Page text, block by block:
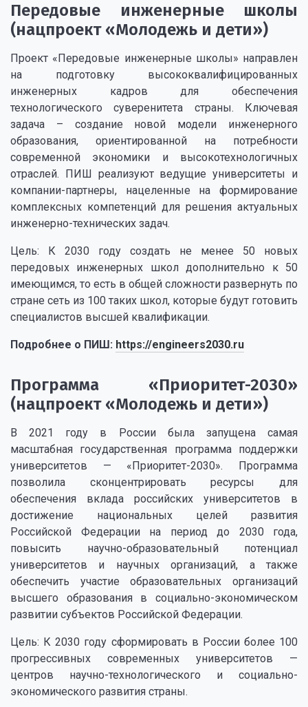
Передовые инженерные школы
(нацпроект «Молодежь и дети»)
Проект «Передовые инженерные школы» направлен
на подготовку высококвалифицированных
инженерных кадров для обеспечения
технологического суверенитета страны. Ключевая
задача – создание новой модели инженерного
образования, ориентированной на потребности
современной экономики и высокотехнологичных
отраслей. ПИШ реализуют ведущие университеты и
компании-партнеры, нацеленные на формирование
комплексных компетенций для решения актуальных
инженерно-технических задач.
Цель: К 2030 году создать не менее 50 новых
передовых инженерных школ дополнительно к 50
имеющимся, то есть в общей сложности развернуть по
стране сеть из 100 таких школ, которые будут готовить
специалистов высшей квалификации.
Подробнее о ПИШ: https://engineers2030.ru
Программа «Приоритет-2030»
(нацпроект «Молодежь и дети»)
В 2021 году в России была запущена самая
масштабная государственная программа поддержки
университетов — «Приоритет-2030». Программа
позволила сконцентрировать ресурсы для
обеспечения вклада российских университетов в
достижение национальных целей развития
Российской Федерации на период до 2030 года,
повысить научно-образовательный потенциал
университетов и научных организаций, а также
обеспечить участие образовательных организаций
высшего образования в социально-экономическом
развитии субъектов Российской Федерации.
Цель: К 2030 году сформировать в России более 100
прогрессивных современных университетов —
центров научно-технологического и социально-
экономического развития страны.